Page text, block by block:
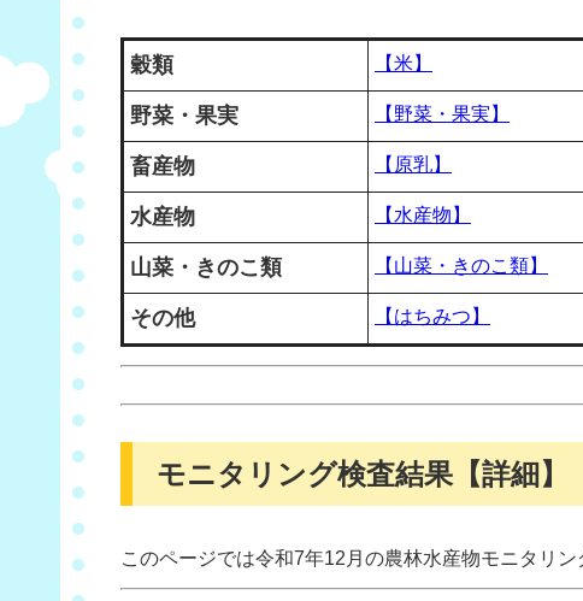
穀類 【米】
野菜・果実 【野菜・果実】
畜産物 【原乳】
水産物 【水産物】
山菜・きのこ類 【山菜・きのこ類】
その他 【はちみつ】
モニタリング検査結果【詳細】
このページでは令和7年12月の農林水産物モニタリ